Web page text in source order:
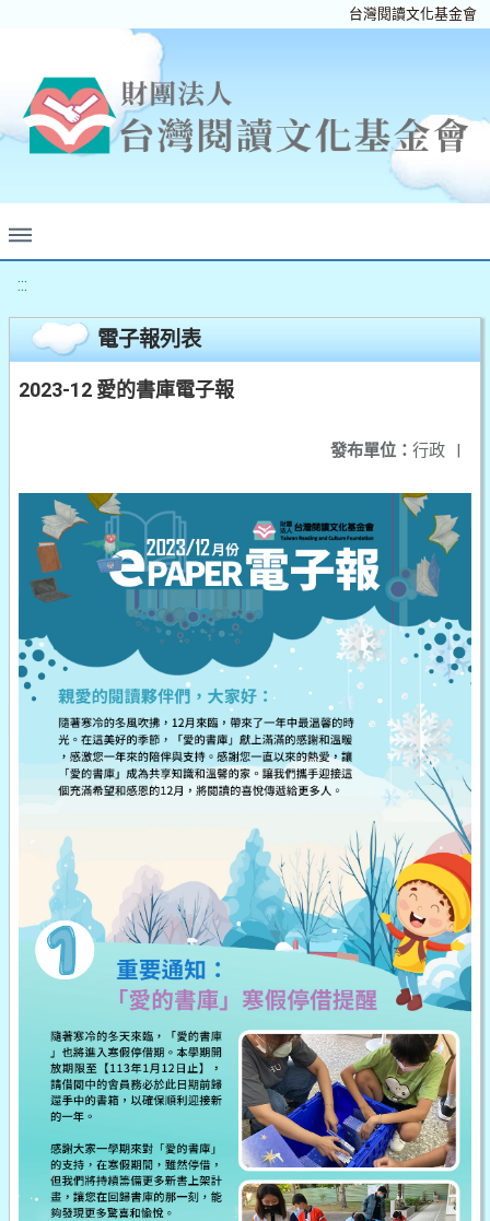
台灣閱讀文化基金會
:::
電子報列表
2023-12 愛的書庫電子報
發布單位： 行政 |